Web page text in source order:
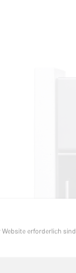
erforderlich sind.